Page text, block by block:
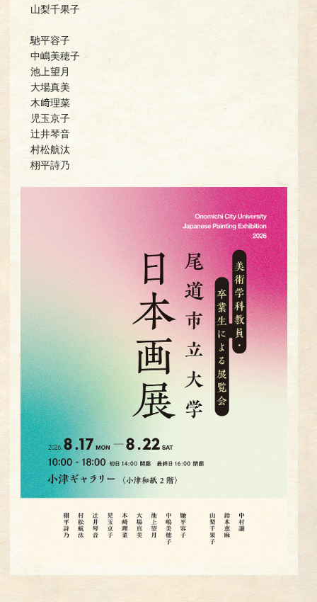
山梨千果子
馳平容子
中嶋美穂子
池上望月
大場真美
木﨑理菜
児玉京子
辻井琴音
村松航汰
栩平詩乃